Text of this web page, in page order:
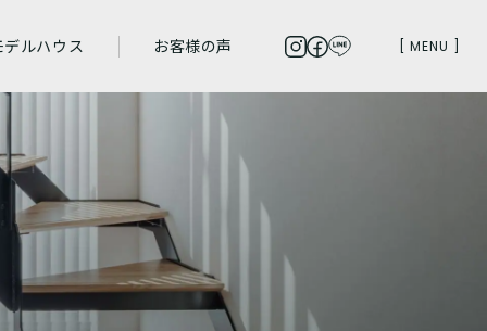
デルハウス お客様の声 [ MENU ]